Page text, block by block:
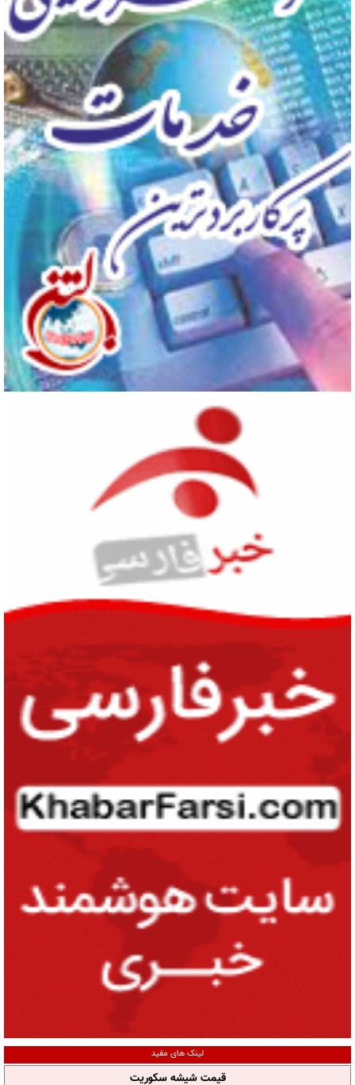
لینک های مفید
قیمت شیشه سکوریت